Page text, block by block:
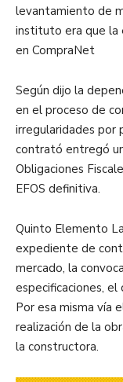
levantamiento de
instituto era que la
en CompraNet
Según dijo la
en el proceso de
irregularidades por
contrató entregó
Obligaciones
EFOS definitiva.
Quinto Elemento
expediente de
mercado, la
especificaciones,
Por esa misma vía
realización de la
la constructora.